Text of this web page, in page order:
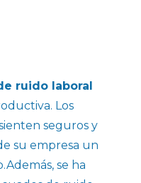
ruido laboral
Los
seguros y
su empresa un
se ha